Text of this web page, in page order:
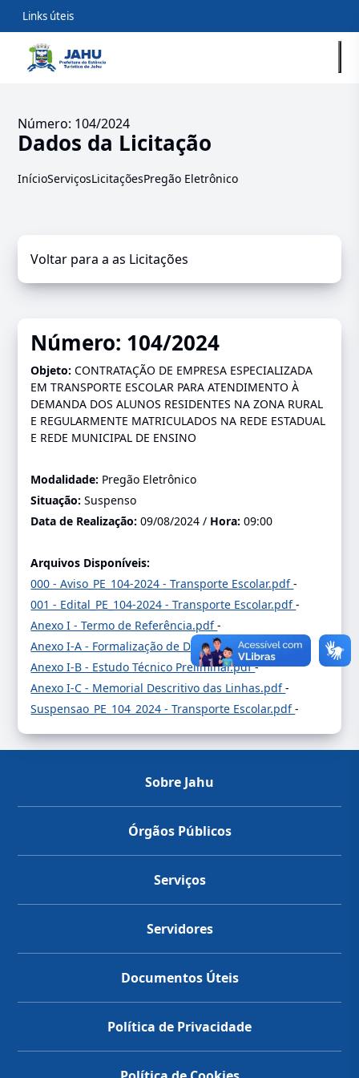
Links úteis
Número: 104/2024
Dados da Licitação
InícioServiçosLicitaçõesPregão Eletrônico
Voltar para a as Licitações
Número: 104/2024
Objeto:CONTRATAÇÃO DE EMPRESA ESPECIALIZADA
EM TRANSPORTE ESCOLAR PARA ATENDIMENTO À
DEMANDA DOS ALUNOS RESIDENTES NA ZONA RURAL
E REGULARMENTE MATRICULADOS NA REDE ESTADUAL
E REDE MUNICIPAL DE ENSINO
Modalidade: Pregão Eletrônico
Situação:Suspenso
Data de Realização:09/08/2024 / Hora:09:00
Arquivos Disponíveis:
000 - Aviso_PE_104-2024 - Transporte Escolar.pdf-
001 - Edital_PE_104-2024 - Transporte Escolar.pdf-
Anexo I - Termo de Referência.pdf-
Anexo I-A - Formalização de Demanda.pdf-
Anexo I-B - Estudo Técnico Preliminar.pdf-
Anexo I-C - Memorial Descritivo das Linhas.pdf-
Suspensao_PE_104_2024 - Transporte Escolar.pdf-
Sobre Jahu
Órgãos Públicos
Serviços
Servidores
Documentos Úteis
Política de Privacidade